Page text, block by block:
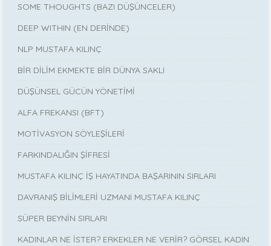
SOME THOUGHTS (BAZI DÜŞÜNCELER)
DEEP WITHIN (EN DERİNDE)
NLP MUSTAFA KILINÇ
BİR DİLİM EKMEKTE BİR DÜNYA SAKLI
DÜŞÜNSEL GÜCÜN YÖNETİMİ
ALFA FREKANSI (BFT)
MOTİVASYON SÖYLEŞİLERİ
FARKINDALIĞIN ŞİFRESİ
MUSTAFA KILINÇ İŞ HAYATINDA BAŞARININ SIRLARI
DAVRANIŞ BİLİMLERİ UZMANI MUSTAFA KILINÇ
SÜPER BEYNİN SIRLARI
KADINLAR NE İSTER? ERKEKLER NE VERİR? GÖRSEL KADIN